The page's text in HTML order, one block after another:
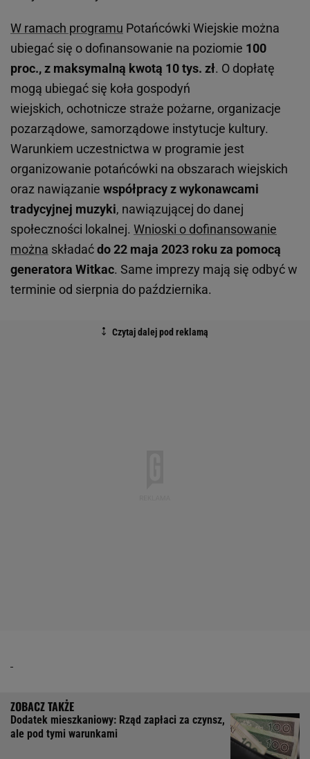
W ramach programu Potańcówki Wiejskie można
ubiegać się o dofinansowanie na poziomie 100
proc., z maksymalną kwotą 10 tys. zł. O dopłatę
mogą ubiegać się koła gospodyń
wiejskich, ochotnicze straże pożarne, organizacje
pozarządowe, samorządowe instytucje kultury.
Warunkiem uczestnictwa w programie jest
organizowanie potańcówki na obszarach wiejskich
oraz nawiązanie współpracy z wykonawcami
tradycyjnej muzyki, nawiązującej do danej
społeczności lokalnej. Wnioski o dofinansowanie
można składaćdo 22 maja 2023 roku za pomocą
generatora Witkac. Same imprezy mają się odbyć w
terminie od sierpnia do października.
Dodatek mieszkaniowy: Rząd zapłaci za czynsz,
ale pod tymi warunkami